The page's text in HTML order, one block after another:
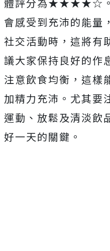
會感受到充沛的能量
社交活動時，這將有
議大家保持良好的作
注意飲食均衡，這樣
加精力充沛。尤其要
運動、放鬆及清淡飲
好一天的關鍵。